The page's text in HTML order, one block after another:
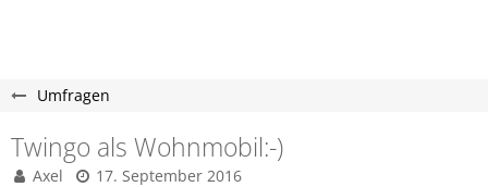
Umfragen
Twingo als Wohnmobil:-)
Axel
17. September 2016